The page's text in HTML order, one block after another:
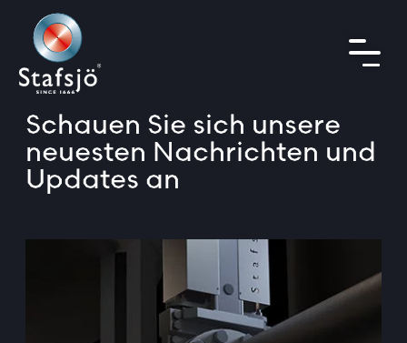
Schauen Sie sich unsere
neuesten Nachrichten und
Updates an